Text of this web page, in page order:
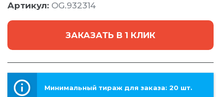
Артикул: OG.932314
ЗАКАЗАТЬ В 1 КЛИК
Минимальный тираж для заказа: 20 шт.